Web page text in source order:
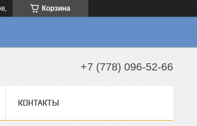
Корзина
+7 (778) 096-52-66
КОНТАКТЫ